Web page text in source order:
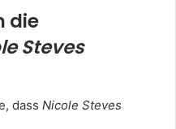
die
Steves
dass Nicole Steves